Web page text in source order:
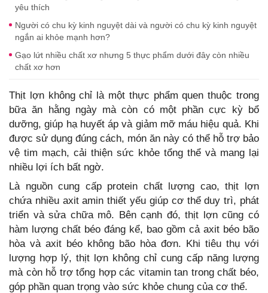
yêu thích
Người có chu kỳ kinh nguyệt dài và người có chu kỳ kinh nguyệt
ngắn ai khỏe mạnh hơn?
Gạo lứt nhiều chất xơ nhưng 5 thực phẩm dưới đây còn nhiều
chất xơ hơn
Thịt lợn không chỉ là một thực phẩm quen thuộc trong
bữa ăn hằng ngày mà còn có một phần cực kỳ bổ
dưỡng, giúp hạ huyết áp và giảm mỡ máu hiệu quả. Khi
được sử dụng đúng cách, món ăn này có thể hỗ trợ bảo
vệ tim mạch, cải thiện sức khỏe tổng thể và mang lại
nhiều lợi ích bất ngờ.
Là nguồn cung cấp protein chất lượng cao, thịt lợn
chứa nhiều axit amin thiết yếu giúp cơ thể duy trì, phát
triển và sửa chữa mô. Bên cạnh đó, thịt lợn cũng có
hàm lượng chất béo đáng kể, bao gồm cả axit béo bão
hòa và axit béo không bão hòa đơn. Khi tiêu thụ với
lượng hợp lý, thịt lợn không chỉ cung cấp năng lượng
mà còn hỗ trợ tổng hợp các vitamin tan trong chất béo,
góp phần quan trọng vào sức khỏe chung của cơ thể.